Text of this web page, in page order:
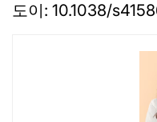
도이: 10.1038/